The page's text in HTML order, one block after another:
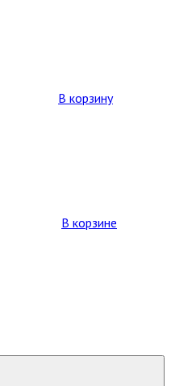
В корзину
В корзине